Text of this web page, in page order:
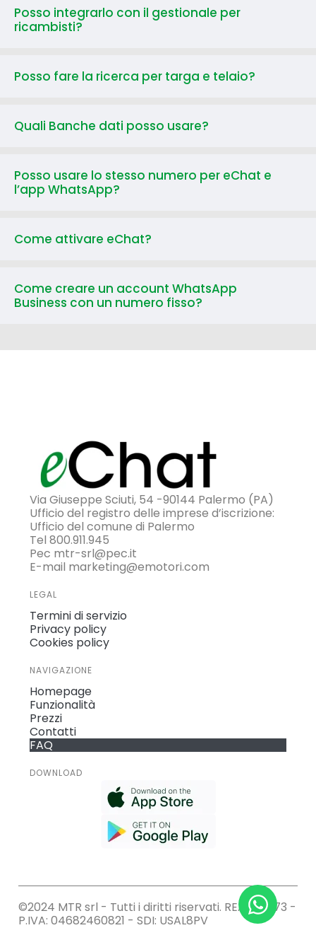
Posso integrarlo con il gestionale per
ricambisti?
Posso fare la ricerca per targa e telaio?
Quali Banche dati posso usare?
Posso usare lo stesso numero per eChat e
l’app WhatsApp?
Come attivare eChat?
Come creare un account WhatsApp
Business con un numero fisso?
Via Giuseppe Sciuti, 54 -90144 Palermo (PA)
Ufficio del registro delle imprese d’iscrizione:
Ufficio del comune di Palermo
Tel 800.911.945
Pec mtr-srl@pec.it
E-mail marketing@emotori.com
LEGAL
Termini di servizio
Privacy policy
Cookies policy
NAVIGAZIONE
Homepage
Funzionalità
Prezzi
Contatti
FAQ
DOWNLOAD
©2024 MTR srl - Tutti i diritti riservati. REA: 212573 -
P.IVA: 04682460821 - SDI: USAL8PV